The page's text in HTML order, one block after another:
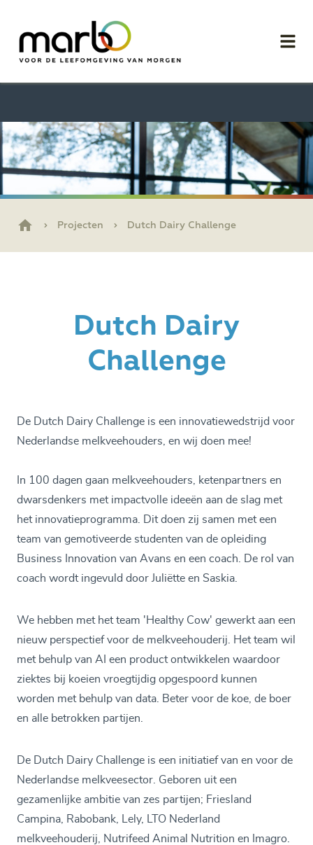
Projecten Dutch Dairy Challenge
Dutch Dairy
Challenge
De Dutch Dairy Challenge is een innovatiewedstrijd voor
Nederlandse melkveehouders, en wij doen mee!
In 100 dagen gaan melkveehouders, ketenpartners en
dwarsdenkers met impactvolle ideeën aan de slag met
het innovatieprogramma. Dit doen zij samen met een
team van gemotiveerde studenten van de opleiding
Business Innovation van Avans en een coach. De rol van
coach wordt ingevuld door Juliëtte en Saskia.
We hebben met het team 'Healthy Cow' gewerkt aan een
nieuw perspectief voor de melkveehouderij. Het team wil
met behulp van AI een product ontwikkelen waardoor
ziektes bij koeien vroegtijdig opgespoord kunnen
worden met behulp van data. Beter voor de koe, de boer
en alle betrokken partijen.
De Dutch Dairy Challenge is een initiatief van en voor de
Nederlandse melkveesector. Geboren uit een
gezamenlijke ambitie van zes partijen; Friesland
Campina, Rabobank, Lely, LTO Nederland
melkveehouderij, Nutrifeed Animal Nutrition en Imagro.